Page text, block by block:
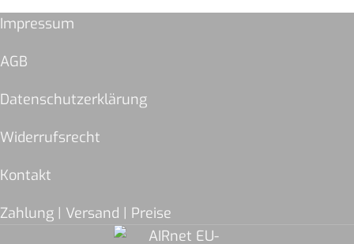
Impressum
AGB
Datenschutzerklärung
Widerrufsrecht
Kontakt
Zahlung | Versand | Preise